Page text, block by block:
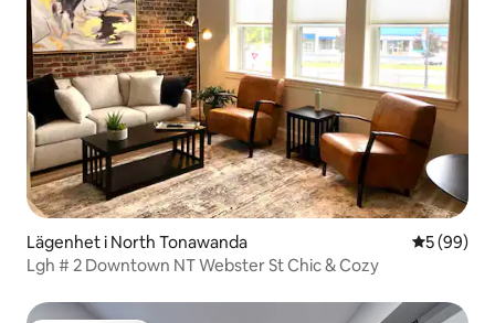
Lägenhet i North Tonawanda 5 av 5 i
5 (99)
Lgh # 2 Downtown NT Webster St Chic & Cozy